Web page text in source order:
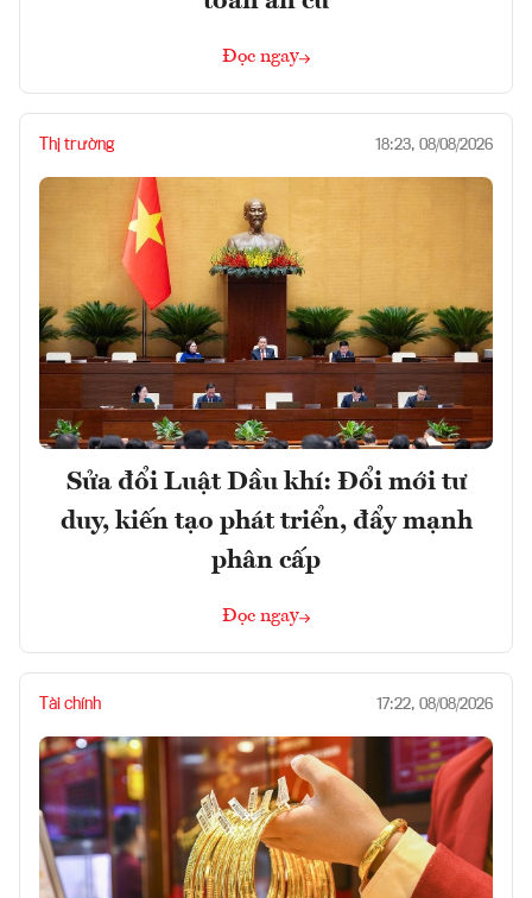
Đọc ngay
Thị trường 18:23, 08/08/2026
Sửa đổi Luật Dầu khí: Đổi mới tư
duy, kiến tạo phát triển, đẩy mạnh
phân cấp
Đọc ngay
Tài chính 17:22, 08/08/2026